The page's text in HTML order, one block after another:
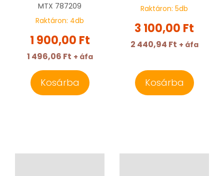
MTX 787209
Raktáron: 4db
1 900,00 Ft
1 496,06 Ft + áfa
Kosárba
Raktáron: 5db
3 100,00 Ft
2 440,94 Ft + áfa
Kosárba